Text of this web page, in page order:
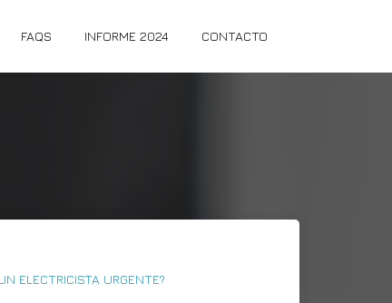
FAQS INFORME 2024 CONTACTO
ELECTRICISTA URGENTE?